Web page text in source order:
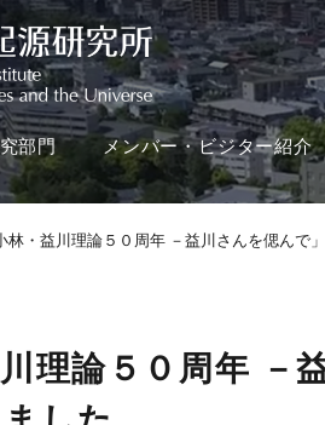
部門 メンバー・ビジター紹介
林・益川理論５０周年 －益川さんを偲んで
川理論５０周年